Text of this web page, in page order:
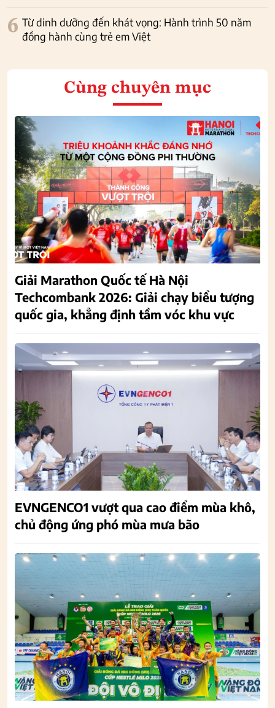
6 Từ dinh dưỡng đến khát vọng: Hành trình 50 năm
đồng hành cùng trẻ em Việt
Cùng chuyên mục
Giải Marathon Quốc tế Hà Nội
Techcombank 2026: Giải chạy biểu tượng
quốc gia, khẳng định tầm vóc khu vực
EVNGENCO1 vượt qua cao điểm mùa khô,
chủ động ứng phó mùa mưa bão